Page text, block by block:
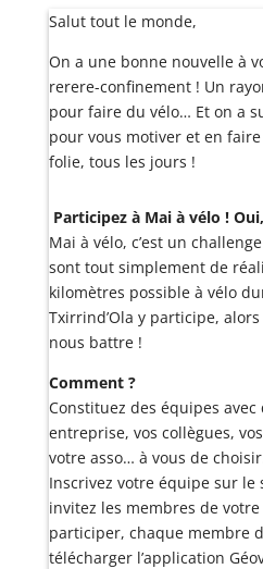
Salut tout le monde,
On a une bonne nouvelle à
rerere-confinement ! Un
pour faire du vélo… Et on a
pour vous motiver et en
folie, tous les jours !
Participez à Mai à vélo !
Mai à vélo, c’est un
sont tout simplement de
kilomètres possible à vélo
Txirrind’Ola y participe,
nous battre !
Comment ?
Constituez des équipes
entreprise, vos collègues,
votre asso… à vous de
Inscrivez votre équipe sur le
invitez les membres de
participer, chaque membre
télécharger l’application